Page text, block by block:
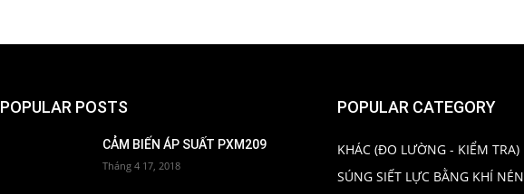
POPULAR POSTS
CẢM BIẾN ÁP SUẤT PXM209
Tháng 4 17, 2018
POPULAR CATEGORY
KHÁC (ĐO LƯỜNG - KIỂM TRA)
SÚNG SIẾT LỰC BẰNG KHÍ NÉN